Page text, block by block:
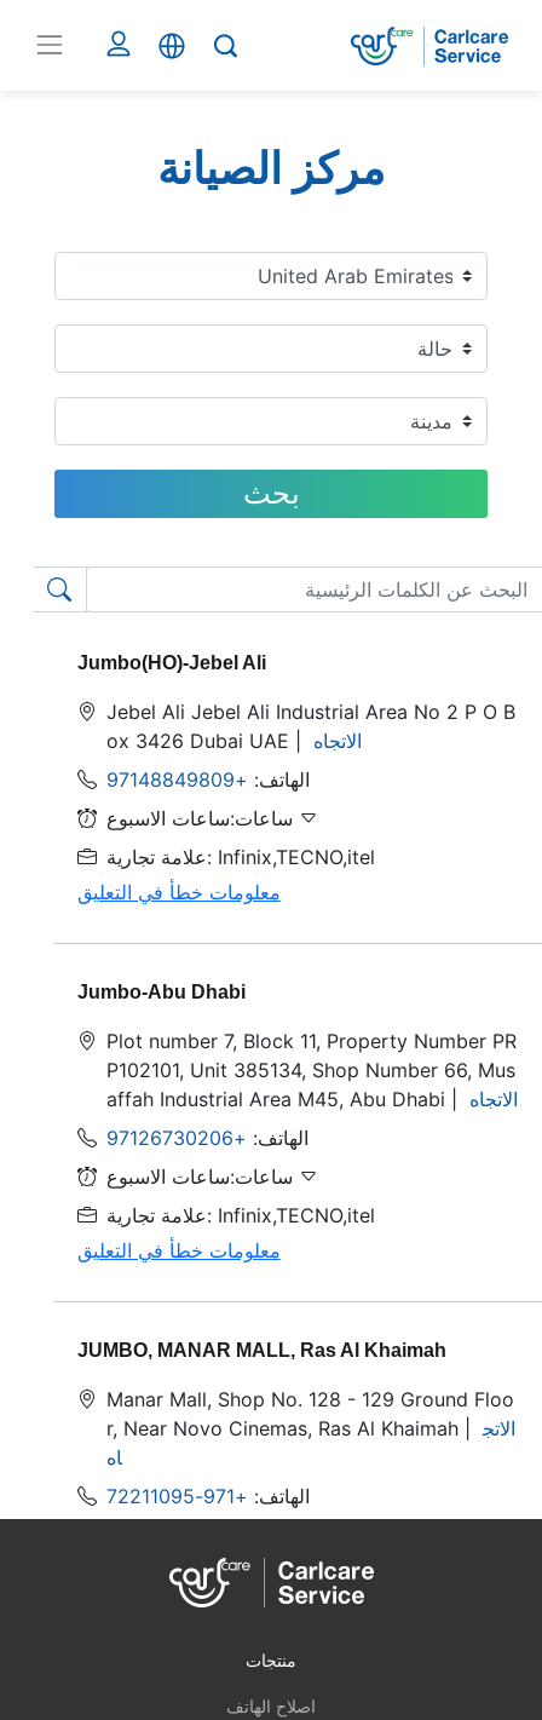
مركز الصيانة
بحث
Jumbo(HO)-Jebel Ali
Jebel Ali Jebel Ali Industrial Area No 2 P O B
ox 3426 Dubai UAE |
الاتجاه
الهاتف: +97148849809
علامة تجارية: Infinix,TECNO,itel
معلومات خطأ في التعليق
Jumbo-Abu Dhabi
Plot number 7, Block 11, Property Number PR
P102101, Unit 385134, Shop Number 66, Mus
affah Industrial Area M45, Abu Dhabi |
الاتجاه
الهاتف: +97126730206
علامة تجارية: Infinix,TECNO,itel
معلومات خطأ في التعليق
JUMBO, MANAR MALL, Ras Al Khaimah
Manar Mall, Shop No. 128 - 129 Ground Floo
r, Near Novo Cinemas, Ras Al Khaimah |
الاتج
اه
الهاتف: +971-72211095
علامة تجارية: Infinix,TECNO,itel
معلومات خطأ في التعليق
Jumbo Service Center Sharjah
منتجات
اصلاح الهاتف